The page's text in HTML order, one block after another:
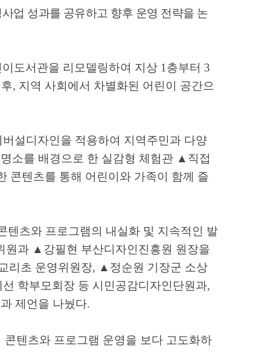
업 성과를 공유하고 향후 운영 전략을 논
도서관을 리모델링하여 지상 1 층부터 3
, 지역 사회에서 차별화된 어린이 공간으
설디자인을 적용하여 지역주민과 다양
소를 배경으로 한 실감형 체험관 ▲ 직접
콘텐츠를 통해 어린이와 가족이 함께 즐
텐츠와 프로그램의 내실화 및 지속적인 발
원과 ▲ 강필현 부산디자인진흥원 원장을
리초 운영위원장, ▲ 정순원 기장군 소상
선 학부모회장 등 시민공감디자인단원과,
제언을 나눴다.
콘텐츠와 프로그램 운영을 보다 고도화하